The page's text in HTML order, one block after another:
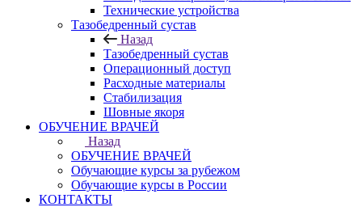
Технические устройства
Тазобедренный сустав
Назад
Тазобедренный сустав
Операционный доступ
Расходные материалы
Стабилизация
Шовные якоря
ОБУЧЕНИЕ ВРАЧЕЙ
Назад
ОБУЧЕНИЕ ВРАЧЕЙ
Обучающие курсы за рубежом
Обучающие курсы в России
КОНТАКТЫ